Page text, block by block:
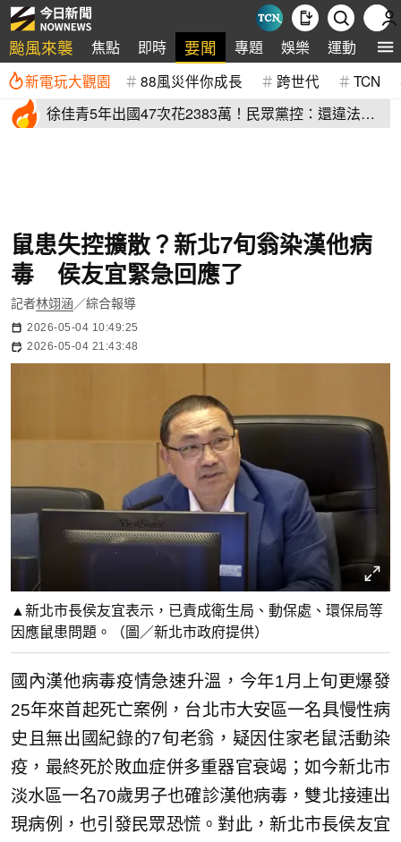
颱風來襲 焦點 即時 要聞 專題 娛樂 運動 全
新電玩大觀園 88風災伴你成長 跨世代 TCN
徐佳青5年出國47次花2383萬！民眾黨控：還違法帶
鼠患失控擴散？新北7旬翁染漢他病
毒 侯友宜緊急回應了
記者林翊涵 ／綜合報導
2026-05-04 10:49:25
2026-05-04 21:43:48
▲新北市長侯友宜表示，已責成衛生局、動保處、環保局等
因應鼠患問題。（圖／新北市政府提供）
國內漢他病毒疫情急速升溫，今年1月上旬更爆發
25年來首起死亡案例，台北市大安區一名具慢性病
史且無出國紀錄的7旬老翁，疑因住家老鼠活動染
疫，最終死於敗血症併多重器官衰竭；如今新北市
淡水區一名70歲男子也確診漢他病毒，雙北接連出
現病例，也引發民眾恐慌。對此，新北市長侯友宜